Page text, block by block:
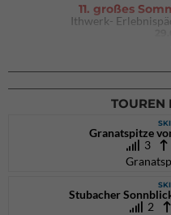
11. großes
Ithwerk-
DAV Kletter- &
TOUREN
Granatspitze
3
Stubacher
2